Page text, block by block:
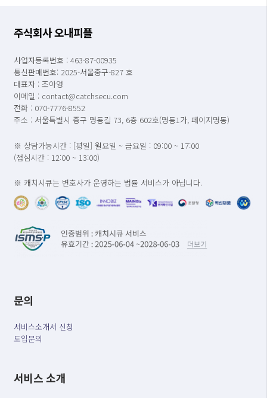
주식회사 오내피플
사업자등록번호 : 463-87-00935
통신판매번호: 2025-서울중구-827 호
대표자 : 조아영
이메일 : contact@catchsecu.com
전화 : 070-7776-8552
주소 : 서울특별시 중구 명동길 73, 6층 602호(명동1가, 페이지명동)
※ 상담가능시간 : [평일] 월요일 ~ 금요일 : 09:00 ~ 17:00
(점심시간 : 12:00 ~ 13:00)
※ 캐치시큐는 변호사가 운영하는 법률 서비스가 아닙니다.
문의
서비스소개서 신청
도입문의
서비스 소개